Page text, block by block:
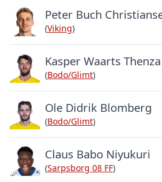
Peter Buch
(Viking)
Kasper Waarts
(Bodo/Glimt)
Ole Didrik Blomberg
(Bodo/Glimt)
Claus Babo Niyukuri
(Sarpsborg 08 FF)